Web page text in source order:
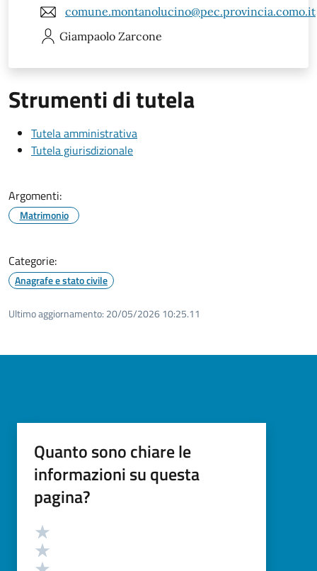
comune.montanolucino@pec.provincia.como.it
Giampaolo Zarcone
Strumenti di tutela
Tutela amministrativa
Tutela giurisdizionale
Argomenti:
Matrimonio
Categorie:
Anagrafe e stato civile
Ultimo aggiornamento: 20/05/2026 10:25.11
Quanto sono chiare le
informazioni su questa
pagina?
Valutazione